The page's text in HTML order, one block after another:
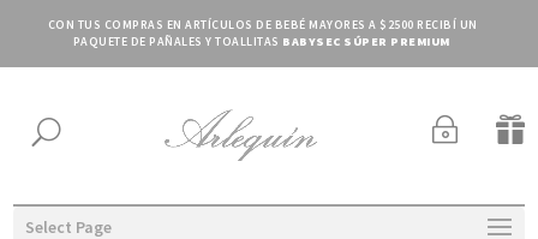
CON TUS COMPRAS EN ARTÍCULOS DE BEBÉ MAYORES A $2500 RECIBÍ UN
PAQUETE DE PAÑALES Y TOALLITAS BABYSEC SÚPER PREMIUM
U ~ 
Select Page